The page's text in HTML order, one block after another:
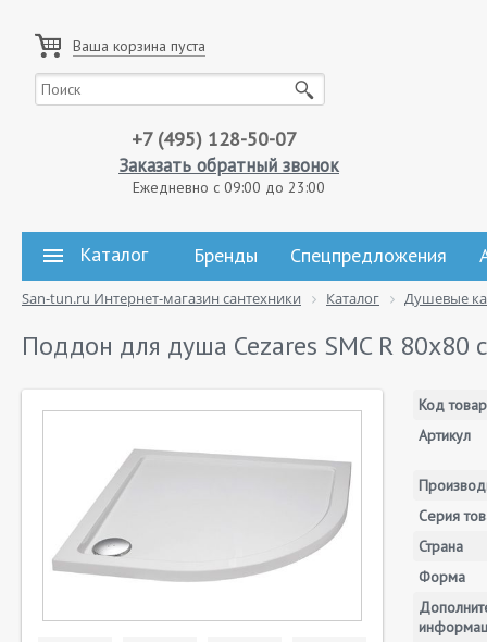
Ваша корзина пуста
+7 (495) 128-50-07
Заказать обратный звонок
Ежедневно с 09:00 до 23:00
Каталог Бренды Спецпредложения
San-tun.ru Интернет-магазин сантехники Каталог Душевые
Поддон для душа Cezares SMC R 80x80
Код
Артикул
Серия
Страна
Форма